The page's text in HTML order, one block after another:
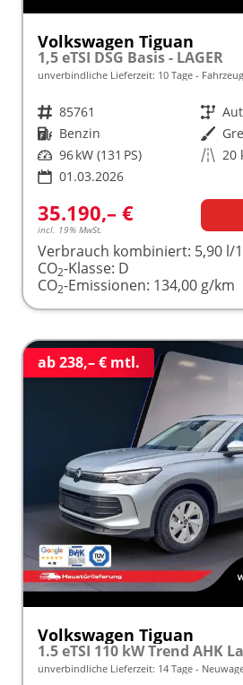
Volkswagen Tiguan
1,5 eTSI DSG Basis - LAGER
unverbindliche Lieferzeit: 10 Tage
Fahrzeugnr. 85761 Getriebe
Kraftstoff Benzin Außenfarbe
Leistung 96 kW (131 PS) Kilometerstand 20
01.03.2026
35.190,– €
incl. 19% MwSt.
Verbrauch kombiniert: 5,90 l/
CO2-Klasse: D
CO2-Emissionen: 134,00 g/km
ab 238,– € mtl.
Volkswagen Tiguan
unverbindliche Lieferzeit: 14 Tage